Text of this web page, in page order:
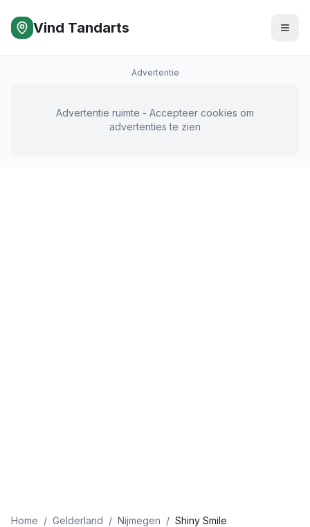
Vind Tandarts
Advertentie
Advertentie ruimte - Accepteer cookies om
advertenties te zien
Home / Gelderland / Nijmegen / Shiny Smile